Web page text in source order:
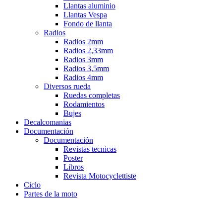
Llantas aluminio
Llantas Vespa
Fondo de llanta
Radios
Radios 2mm
Radios 2,33mm
Radios 3mm
Radios 3,5mm
Radios 4mm
Diversos rueda
Ruedas completas
Rodamientos
Bujes
Decalcomanias
Documentación
Documentación
Revistas tecnicas
Poster
Libros
Revista Motocyclettiste
Ciclo
Partes de la moto